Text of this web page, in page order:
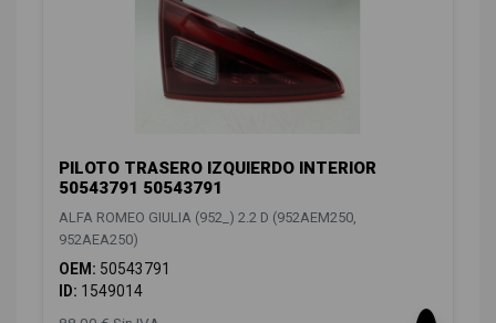
PILOTO TRASERO IZQUIERDO INTERIOR
50543791 50543791
ALFA ROMEO GIULIA (952_) 2.2 D (952AEM250,
952AEA250)
OEM: 50543791
ID: 1549014